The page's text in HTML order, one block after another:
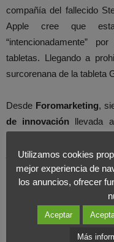
compañía del fallecido
Apple cree que
“intencionadamente”
tabletas. Llegando a
surcorenana de la tableta
Desde Foromarketing,
de innovación llevada
judiciales que acusan a
Apple y Samsung de
intelectual y las
hasta qué punto vale la
dentro de las
ensombrecen el duro
Utilizamos cookies
mejor experiencia de
los anuncios, ofrecer
Aceptar
Más